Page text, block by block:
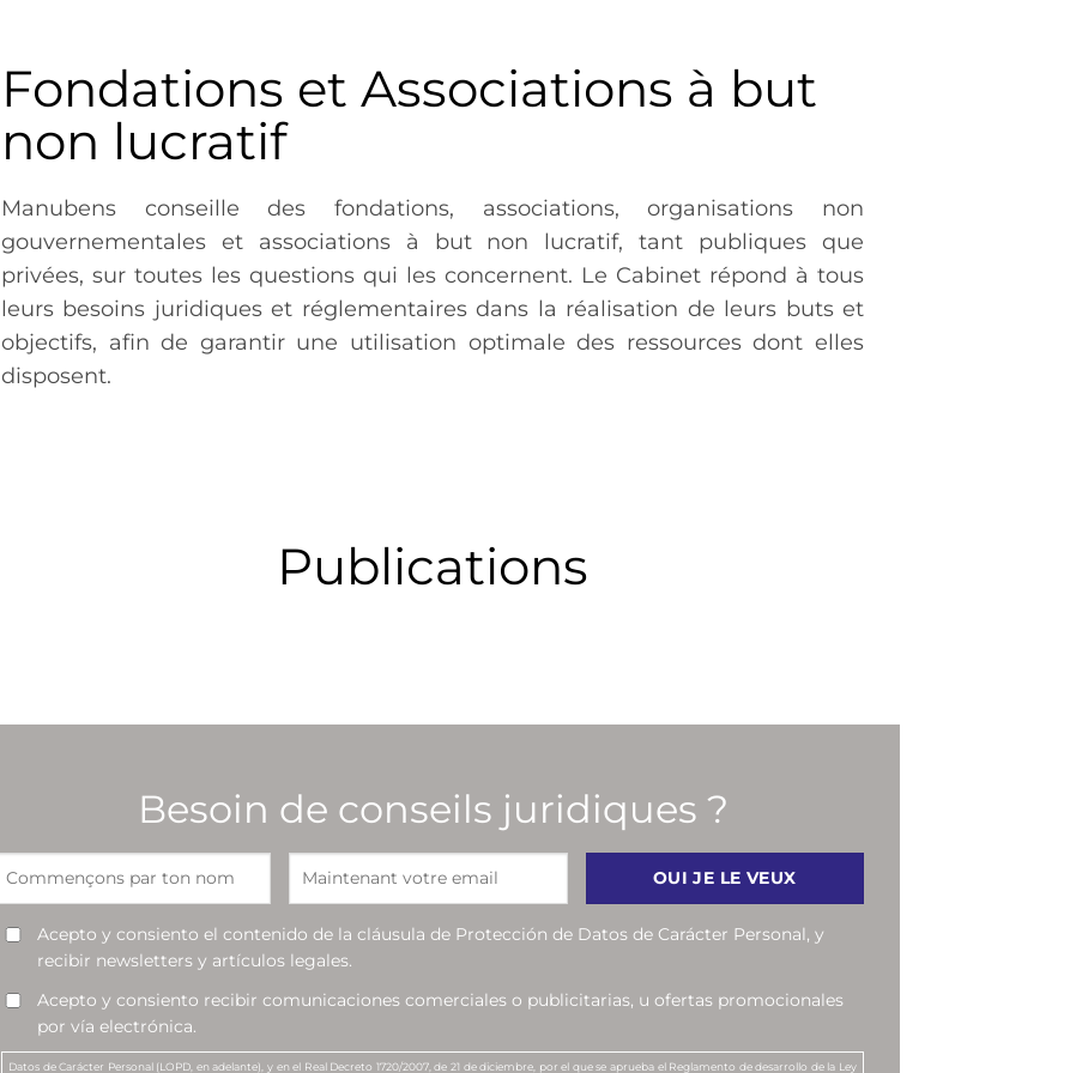
Fondations et Associations à but
non lucratif
Manubens conseille des fondations, associations, organisations non
gouvernementales et associations à but non lucratif, tant publiques que
privées, sur toutes les questions qui les concernent. Le Cabinet répond à tous
leurs besoins juridiques et réglementaires dans la réalisation de leurs buts et
objectifs, afin de garantir une utilisation optimale des ressources dont elles
disposent.
Publications
Besoin de conseils juridiques ?
Acepto y consiento el contenido de la cláusula de Protección de Datos de Carácter Personal, y
recibir newsletters y artículos legales.
Acepto y consiento recibir comunicaciones comerciales o publicitarias, u ofertas promocionales
por vía electrónica.
Datos de Carácter Personal (LOPD, en adelante), y en el Real Decreto 1720/2007, de 21 de diciembre, por el que se aprueba el Reglamento de desarrollo de la Ley